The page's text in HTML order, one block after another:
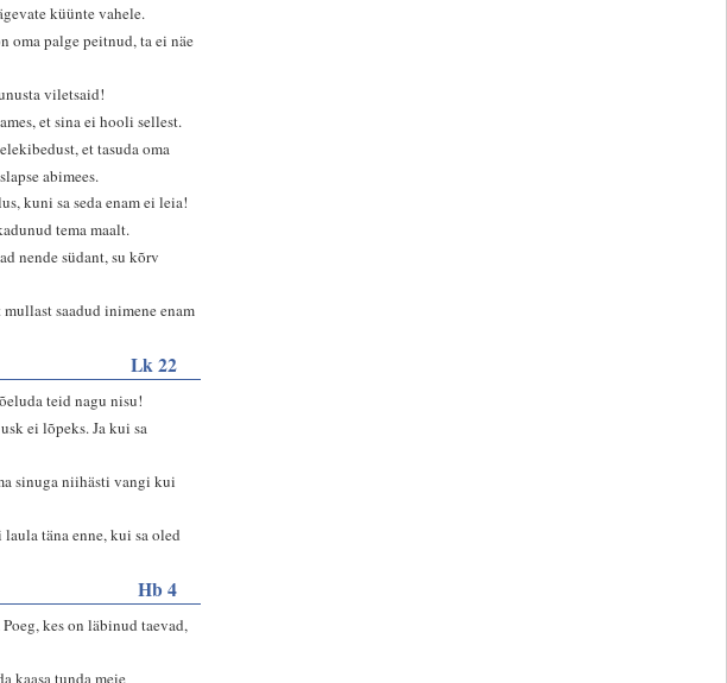
küünte vahele.
oma palge peitnud, ta ei näe
viletsaid!
et sina ei hooli sellest.
et tasuda oma
abimees.
kuni sa seda enam ei leia!
tema maalt.
nende südant, su kõrv
saadud inimene enam
Lk 22
teid nagu nisu!
ei lõpeks. Ja kui sa
sinuga niihästi vangi kui
täna enne, kui sa oled
Hb 4
kes on läbinud taevad,
kaasa tunda meie